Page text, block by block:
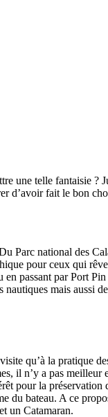
une telle fantaisie ?
d’avoir fait le bon
Parc national des
pour ceux qui
passant par Port
mais aussi
qu’à la pratique
il n’y a pas meilleur
pour la
du bateau. A ce
un Catamaran.